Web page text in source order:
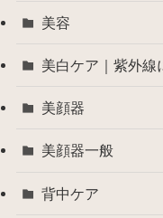
美容
美白ケア｜紫外線
美顔器
美顔器一般
背中ケア